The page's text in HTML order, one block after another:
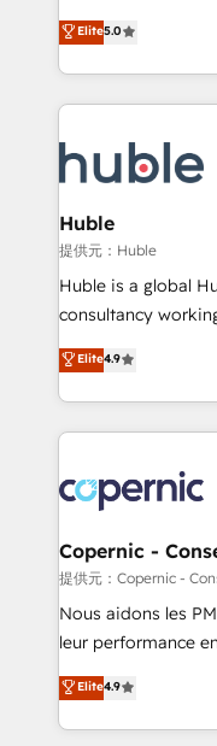
the rare Advanced
Accreditation, securely
new HubSpot
CRM Migrations
master it. As the creators of the Endless Customers
System™ (the next
Answer), we’re
entirely around
skills, processes,
attract the right
without outside dependencies.
Set up, audit, and
Get your sales
pipeline and
growth • Create
buyers • Use AI to scale
lasts. So if you're ready to become the most trusted
voice in your
Elite5.0
Huble
提供元：Huble
Huble is a global
consultancy
businesses. We go beyond implementation, shaping
the strategy,
HubSpot into a
HubSpot's Global
worldwide, and
Huble has built a
One company,
across offices and
Canada, Germany,
South Africa. Certified compliant with ISO/IEC
international offices
Elite4.9
Copernic -
提供元：Copernic -
Nous aidons les
leur performance
Intégration de
téléphonie, etc.) • Alignement des équipes grâce à un
outil et des données partagées
Elite4.9